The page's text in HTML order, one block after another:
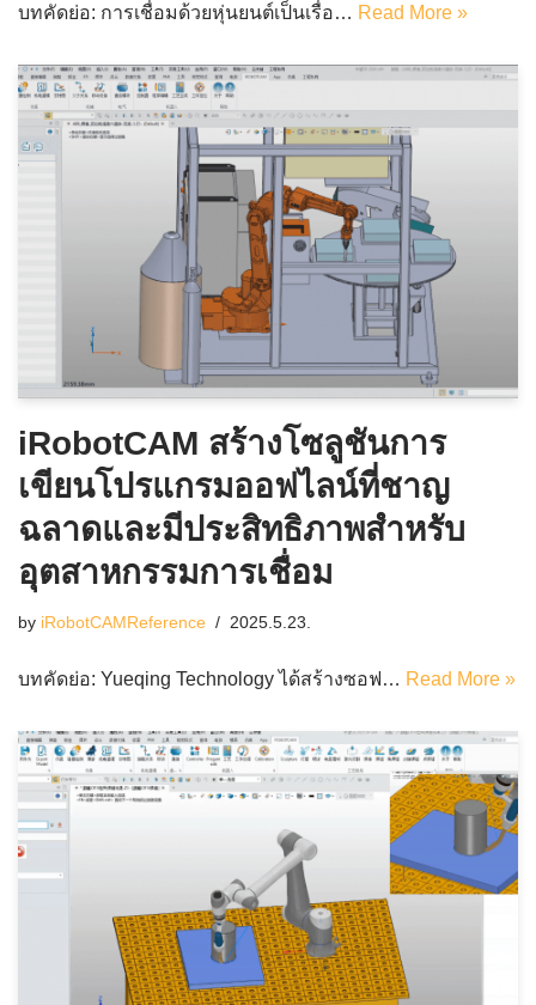
บทคัดย่อ: การเชื่อมด้วยหุ่นยนต์เป็นเรื่อ… Read More »
iRobotCAM สร้างโซลูชันการ
เขียนโปรแกรมออฟไลน์ที่ชาญ
ฉลาดและมีประสิทธิภาพสำหรับ
อุตสาหกรรมการเชื่อม
by iRobotCAMReference 2025.5.23.
บทคัดย่อ: Yueqing Technology ได้สร้างซอฟ… Read More »